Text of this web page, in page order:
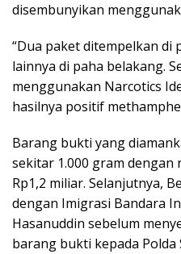
disembunyikan
“Dua paket ditempelkan di
lainnya di paha belakang.
menggunakan Narcotics
hasilnya positif
Barang bukti yang
sekitar 1.000 gram
Rp1,2 miliar. Selanjutnya,
dengan Imigrasi Bandara
Hasanuddin sebelum
barang bukti kepada